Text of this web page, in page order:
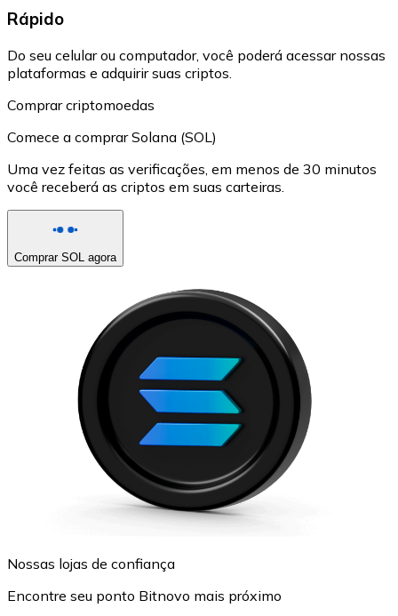
Rápido
Do seu celular ou computador, você poderá acessar nossas
plataformas e adquirir suas criptos.
Comprar criptomoedas
Comece a comprar Solana (SOL)
Uma vez feitas as verificações, em menos de 30 minutos
você receberá as criptos em suas carteiras.
Comprar SOL agora
Nossas lojas de confiança
Encontre seu ponto Bitnovo mais próximo